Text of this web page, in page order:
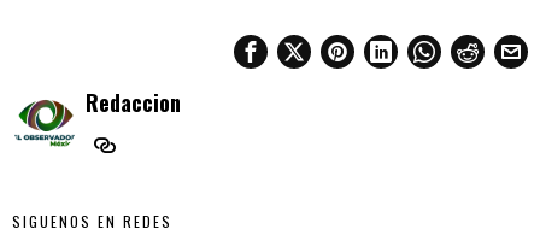
Redaccion
SIGUENOS EN REDES